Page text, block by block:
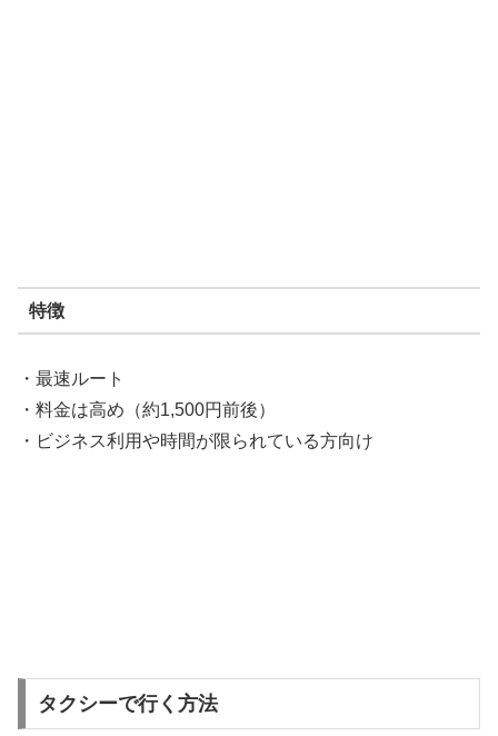
特徴
・最速ルート
・料金は高め（約1,500円前後）
・ビジネス利用や時間が限られている方向け
タクシーで行く方法